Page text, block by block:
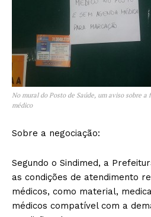
No mural do Posto de Saúde, um aviso sobre a
médico
Sobre a negociação:
Segundo o Sindimed, a
as condições de atendimento
médicos, como material,
médicos compatível com a